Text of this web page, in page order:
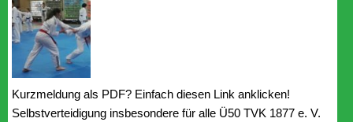
Kurzmeldung als PDF? Einfach diesen Link anklicken!
Selbstverteidigung insbesondere für alle Ü50 TVK 1877 e. V.